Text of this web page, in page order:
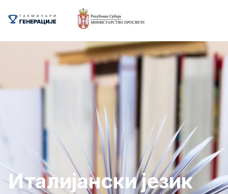
Италијански језик